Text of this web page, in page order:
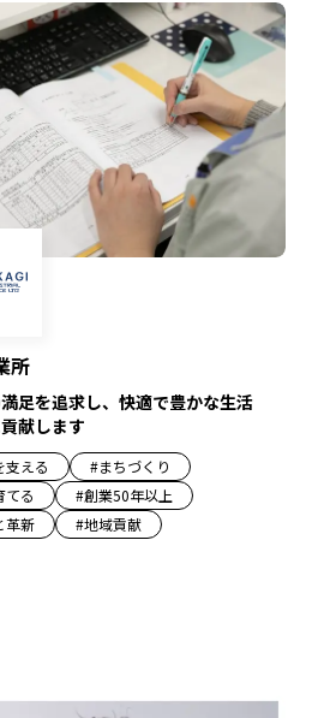
所
足を追求し、快適で豊かな生活
献します
支える #まちづくり
てる #創業50年以上
革新 #地域貢献